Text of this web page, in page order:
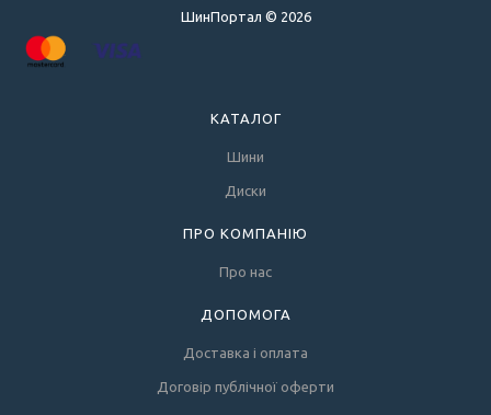
ШинПортал © 2026
КАТАЛОГ
Шини
Диски
ПРО КОМПАНІЮ
Про нас
ДОПОМОГА
Доставка і оплата
Договір публічної оферти